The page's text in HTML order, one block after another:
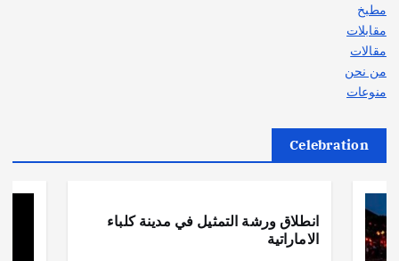
مطبخ
مقابلات
مقالات
من نحن
منوعات
Celebration
انطلاق ورشة التمثيل في مدينة كلباء
الاماراتية